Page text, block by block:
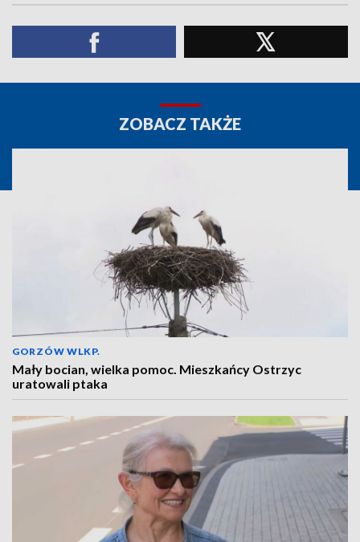
ZOBACZ TAKŻE
GORZÓW WLKP.
Mały bocian, wielka pomoc. Mieszkańcy Ostrzyc
uratowali ptaka